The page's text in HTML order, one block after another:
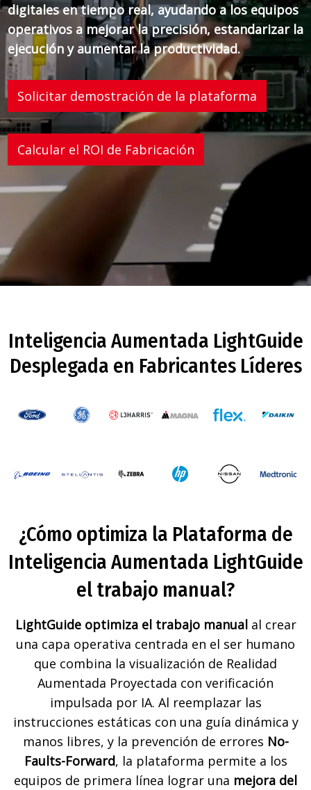
digitales en tiempo real, ayudando a los equipos
operativos a mejorar la precisión, estandarizar la
ejecución y aumentar la productividad.
Solicitar demostración de la plataforma
Calcular el ROI de Fabricación
Inteligencia Aumentada LightGuide
Desplegada en Fabricantes Líderes
¿Cómo optimiza la Plataforma de
Inteligencia Aumentada LightGuide
el trabajo manual?
LightGuide optimiza el trabajo manualal crear
una capa operativa centrada en el ser humano
que combina la visualización de Realidad
Aumentada Proyectada con verificación
impulsada por IA. Al reemplazar las
instrucciones estáticas con una guía dinámica y
manos libres, y la prevención de errores No-
Faults-Forward, la plataforma permite a los
equipos de primera línea lograr una mejora del